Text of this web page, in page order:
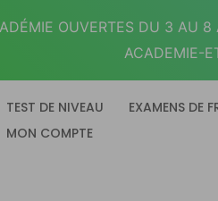
TEST DE NIVEAU EXAMENS DE
MON COMPTE
OUVERTES DU 3 AU
ACADEMIE-